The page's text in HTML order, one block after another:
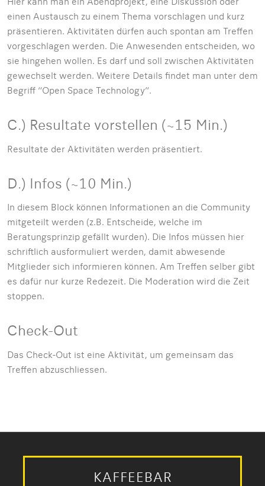
Hier kann man ein Abendprojekt, eine Diskussion oder
einen Austausch zu einem Thema vorschlagen und kurz
präsentieren. Aktivitäten dürfen auch spontan am Treffen
vorgeschlagen werden. Die Anwesenden entscheiden, wo
sie hingehen wollen. Es darf und soll zwischen Aktivitäten
gewechselt werden. Weitere Details findet man unter dem
Begriff “Open Space Technology”.
C.) Resultate vorstellen (~15 Min.)
Resultate der Aktivitäten werden präsentiert.
D.) Infos (~10 Min.)
In diesem Block können Informationen an die Community
mitgeteilt werden (z.B. Entscheide, welche im
Beratungsprinzip gefällt wurden). Die Infos müssen hier
schriftlich ausformuliert werden, damit abwesende
Mitglieder sich informieren können. Am Treffen selber gibt
es dafür nur kurze Redezeit. Die Moderation wird die Zeit
stoppen.
Check-Out
Das Check-Out ist eine Aktivität, um gemeinsam das
Treffen abzuschliessen.
KAFFEEBAR